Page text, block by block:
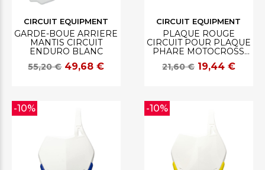
CIRCUIT EQUIPMENT
GARDE-BOUE ARRIERE
MANTIS CIRCUIT
ENDURO BLANC
55,20 € 49,68 €
CIRCUIT EQUIPMENT
PLAQUE ROUGE
CIRCUIT POUR PLAQUE
PHARE MOTOCROSS
BAGUS
21,60 € 19,44 €
-10% -10%